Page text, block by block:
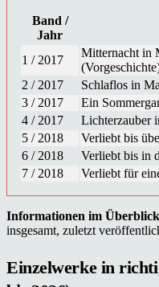
Band /
Jahr
1 / 2017
Mitternacht in
2 / 2017
Schlaflos in
3 / 2017
Ein
4 / 2017
Lichterzauber
5 / 2018
Verliebt bis
6 / 2018
Verliebt bis in
7 / 2018
Verliebt für
Informationen im
insgesamt, zuletzt
Einzelwerke in